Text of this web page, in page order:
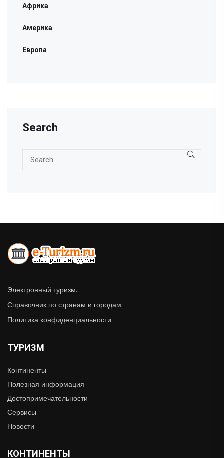
Африка
Америка
Европа
Search
Электронный туризм.
Справочник по странам и городам.
Политика конфиденциальности
ТУРИЗМ
Континенты
Полезная информация
Достопримечательности
Сервисы
Новости
КОНТИНЕНТЫ